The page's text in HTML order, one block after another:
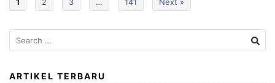
Search
for:
ARTIKEL TERBARU